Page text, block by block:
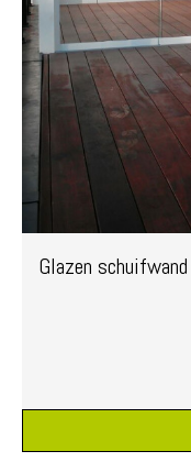
Glazen schuifwand